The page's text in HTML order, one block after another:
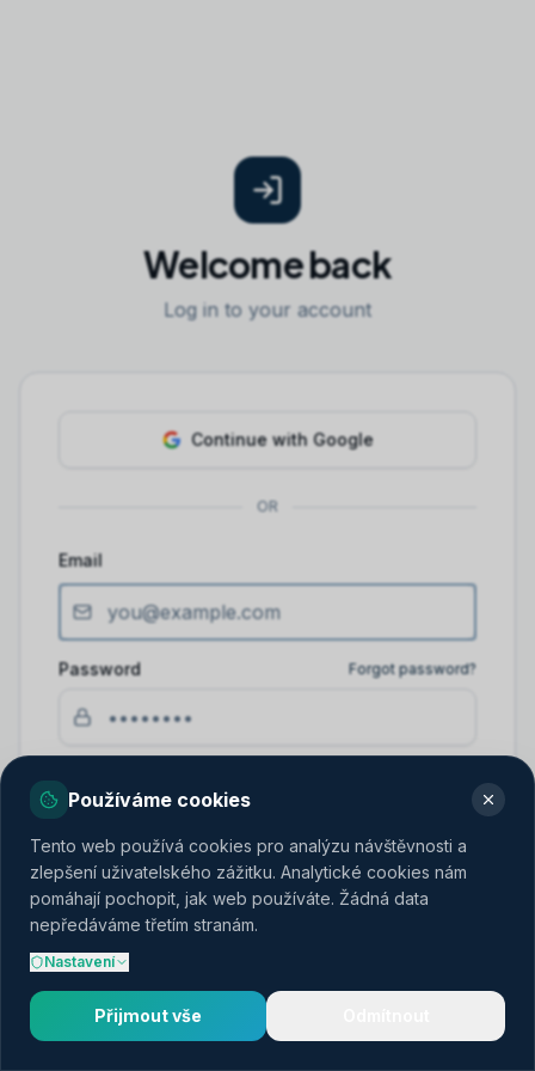
Welcome back
Log in to your account
Continue with Google
OR
Email
Password Forgot password?
Log in
Don't have an account? Create one
Používáme cookies
Tento web používá cookies pro analýzu návštěvnosti a
zlepšení uživatelského zážitku. Analytické cookies nám
pomáhají pochopit, jak web používáte. Žádná data
nepředáváme třetím stranám.
Nastavení
Přijmout vše